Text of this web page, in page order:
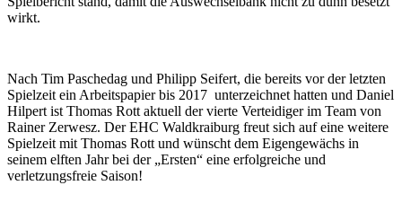
wirkt.
Nach Tim Paschedag und Philipp Seifert, die bereits vor der letzten
Spielzeit ein Arbeitspapier bis 2017 unterzeichnet hatten und Daniel
Hilpert ist Thomas Rott aktuell der vierte Verteidiger im Team von
Rainer Zerwesz. Der EHC Waldkraiburg freut sich auf eine weitere
Spielzeit mit Thomas Rott und wünscht dem Eigengewächs in
seinem elften Jahr bei der „Ersten“ eine erfolgreiche und
verletzungsfreie Saison!